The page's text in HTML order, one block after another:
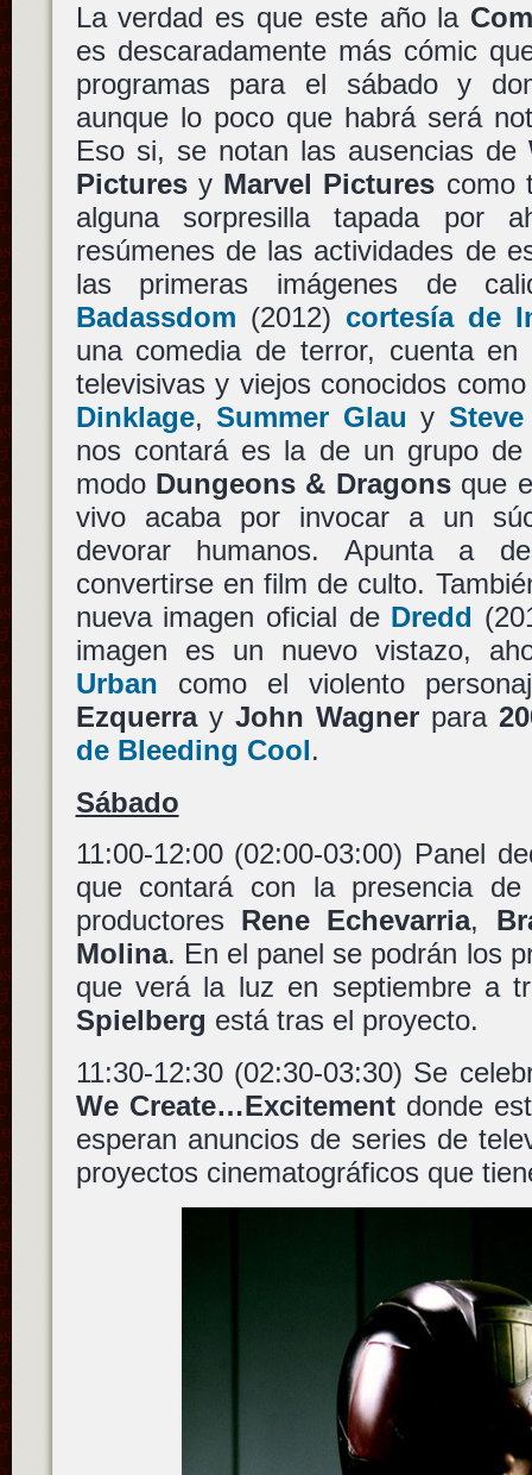
La verdad es que este año la
es descaradamente más cómic
programas para el sábado y
aunque lo poco que habrá será
Eso si, se notan las ausencias de
Picturesy Marvel Pictures como
alguna sorpresilla tapada por
resúmenes de las actividades de
las primeras imágenes de
Badassdom (2012) cortesía de
una comedia de terror, cuenta
televisivas y viejos conocidos
Dinklage,Summer Glau y
nos contará es la de un grupo
modo Dungeons & Dragonsque
vivo acaba por invocar a un
devorar humanos. Apunta a
convertirse en film de culto.
nueva imagen oficial de Dredd
imagen es un nuevo vistazo,
Urban como el violento
Ezquerray John Wagnerpara
de Bleeding Cool.
Sábado
11:00-12:00 (02:00-03:00) Panel
que contará con la presencia
productores Rene Echevarria,
Molina. En el panel se podrán los
que verá la luz en septiembre a
Spielberg está tras el proyecto.
11:30-12:30 (02:30-03:30) Se
We Create…Excitement donde
esperan anuncios de series de
proyectos cinematográficos que